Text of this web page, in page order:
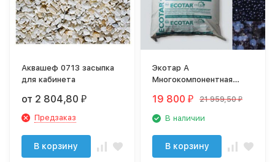
Аквашеф 0713 засыпка
для кабинета
от 2 804,80₽
Предзаказ
В корзину
Экотар А
Многокомпонентная
19 800 ₽ 21 959,50 ₽
В наличии
В корзину